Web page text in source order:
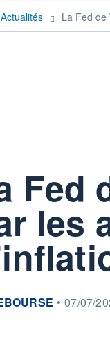
Actualités La Fed de
Fed
les
fournie par
• 07/07/